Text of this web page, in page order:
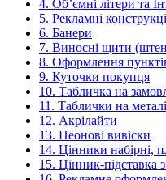
4. Об’ємні літери та
5. Рекламні
6. Банери
7. Виносні щити
8. Оформлення
9. Куточки покупця
10. Табличка на
11. Таблички на металі
12. Акрілайти
13. Неонові вивіски
14. Цінники набірні,
15. Цінник-підставка